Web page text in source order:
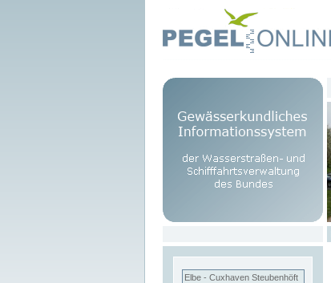
Elbe - Cuxhaven Steubenhöft